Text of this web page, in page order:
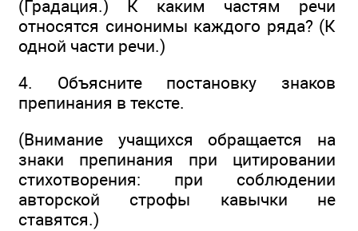
(Градация.) К каким частям речи
относятся синонимы каждого ряда? (К
одной части речи.)
4. Объясните постановку знаков
препинания в тексте.
(Внимание учащихся обращается на
знаки препинания при цитировании
стихотворения: при соблюдении
авторской строфы кавычки не
ставятся.)